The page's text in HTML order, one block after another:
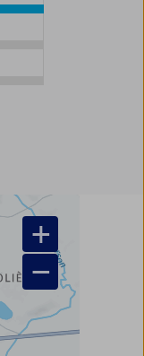
+
−